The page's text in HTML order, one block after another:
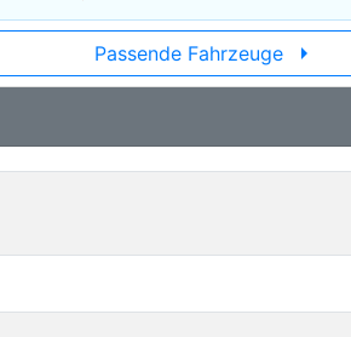
Passende Fahrzeuge arrow_right